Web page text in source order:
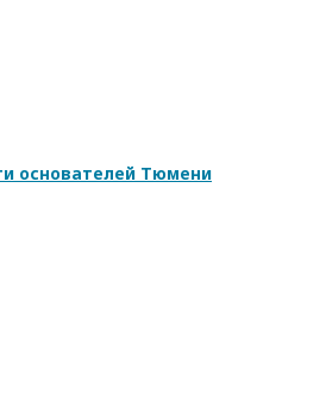
основателей Тюмени